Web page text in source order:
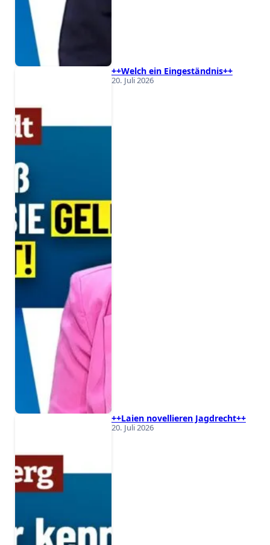
++Welch ein Eingeständnis++
20. Juli 2026
++Laien novellieren Jagdrecht++
20. Juli 2026